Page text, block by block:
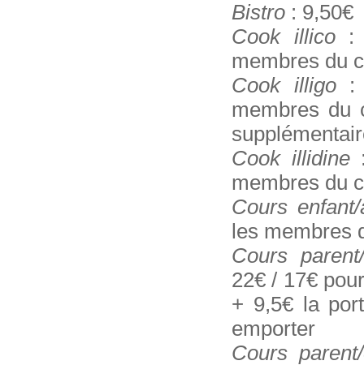
Bistro : 9,50€
Cook illico:
membres du
Cook illigo:
membres du
Cook illidine:
membres du
Cours enfant/
les membres
Cours
22€ / 17€
+ 9,5€ la
emporter
Cours